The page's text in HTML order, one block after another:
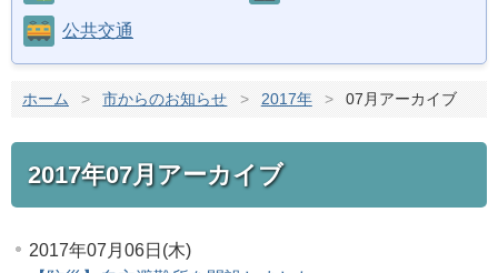
公共交通
ホーム > 市からのお知らせ > 2017年 > 07月アーカイブ
2017年07月アーカイブ
2017年07月06日(木)